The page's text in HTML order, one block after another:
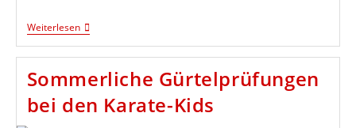
Weiterlesen42.
MoTU-
2026
Im
Altmühltal
Sommerliche Gürtelprüfungen
bei den Karate-Kids